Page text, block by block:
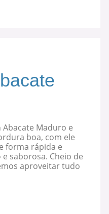
Abacate Maduro e
boa, com ele
forma rápida e
saborosa. Cheio de
aproveitar tudo